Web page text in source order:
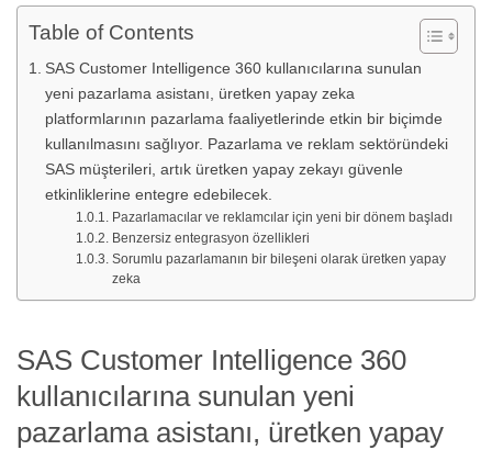
Table of Contents
SAS Customer Intelligence 360 kullanıcılarına sunulan
yeni pazarlama asistanı, üretken yapay zeka
platformlarının pazarlama faaliyetlerinde etkin bir biçimde
kullanılmasını sağlıyor. Pazarlama ve reklam sektöründeki
SAS müşterileri, artık üretken yapay zekayı güvenle
etkinliklerine entegre edebilecek.
Pazarlamacılar ve reklamcılar için yeni bir dönem başladı
Benzersiz entegrasyon özellikleri
Sorumlu pazarlamanın bir bileşeni olarak üretken yapay
zeka
SAS Customer Intelligence 360
kullanıcılarına sunulan yeni
pazarlama asistanı, üretken yapay